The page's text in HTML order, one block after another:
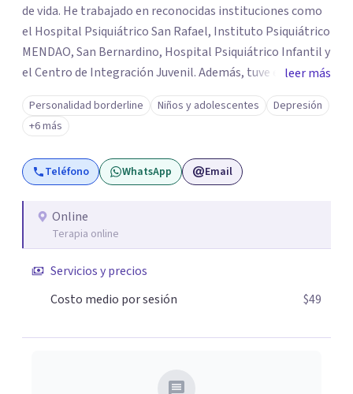
de vida. He trabajado en reconocidas instituciones como
el Hospital Psiquiátrico San Rafael, Instituto Psiquiátrico
MENDAO, San Bernardino, Hospital Psiquiátrico Infantil y
el Centro de Integración Juvenil. Además, tuve el
privilegio de colaborar en comunidades como Olivar del
Conde y Xochimilco, lo que me permitió conocer diversas
realidades y necesidades.
leer más
Personalidad borderline Niños y adolescentes
Depresión
+6 más
Teléfono WhatsApp Email
Online
Terapia online
Servicios y precios
Costo medio por sesión
$49